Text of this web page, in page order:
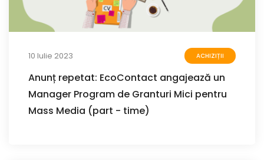
10 Iulie 2023 ACHIZIȚII
Anunț repetat: EcoContact angajează un
Manager Program de Granturi Mici pentru
Mass Media (part - time)